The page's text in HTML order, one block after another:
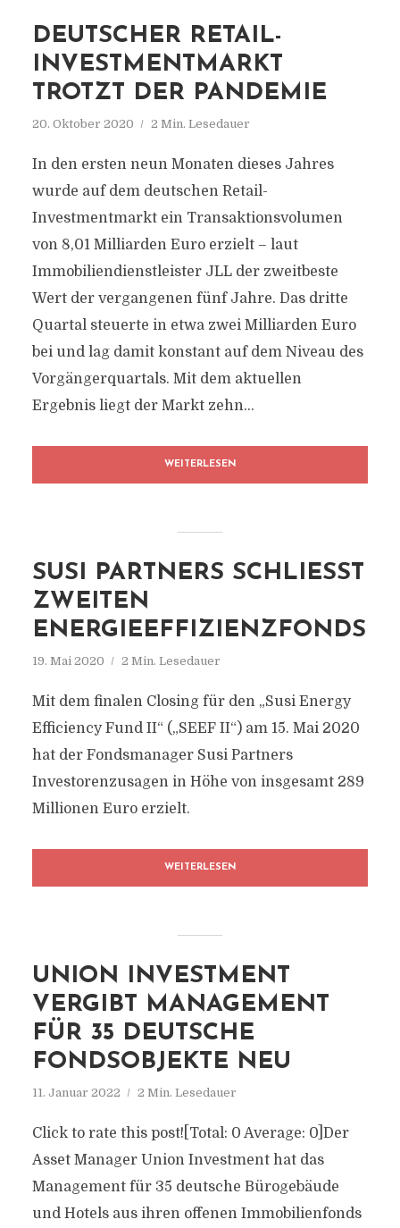
DEUTSCHER RETAIL-
INVESTMENTMARKT
TROTZT DER PANDEMIE
20. Oktober 2020 2 Min. Lesedauer
In den ersten neun Monaten dieses Jahres
wurde auf dem deutschen Retail-
Investmentmarkt ein Transaktionsvolumen
von 8,01 Milliarden Euro erzielt – laut
Immobiliendienstleister JLL der zweitbeste
Wert der vergangenen fünf Jahre. Das dritte
Quartal steuerte in etwa zwei Milliarden Euro
bei und lag damit konstant auf dem Niveau des
Vorgängerquartals. Mit dem aktuellen
Ergebnis liegt der Markt zehn...
WEITERLESEN
SUSI PARTNERS SCHLIESST Z
WEITEN E
NERGIEEFFIZIENZFONDS
19. Mai 2020 2 Min. Lesedauer
Mit dem finalen Closing für den „Susi Energy
Efficiency Fund II“ („SEEF II“) am 15. Mai 2020
hat der Fondsmanager Susi Partners
Investorenzusagen in Höhe von insgesamt 289
Millionen Euro erzielt.
WEITERLESEN
UNION INVESTMENT
VERGIBT MANAGEMENT
FÜR 35 DEUTSCHE
FONDSOBJEKTE NEU
11. Januar 2022 2 Min. Lesedauer
Click to rate this post![Total: 0 Average: 0]Der
Asset Manager Union Investment hat das
Management für 35 deutsche Bürogebäude
und Hotels aus ihren offenen Immobilienfonds